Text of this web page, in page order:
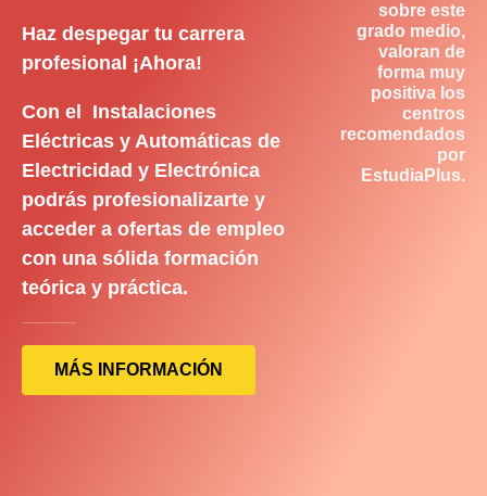
Haz despegar tu carrera
profesional ¡Ahora!
Con el Instalaciones
Eléctricas y Automáticas de
Electricidad y Electrónica
podrás profesionalizarte y
acceder a ofertas de empleo
con una sólida formación
teórica y práctica.
MÁS INFORMACIÓN
sobre este
grado medio,
valoran de
forma muy
positiva los
centros
recomendados
por
EstudiaPlus.